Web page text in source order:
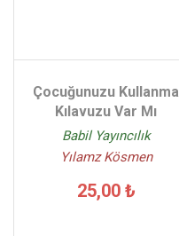
Çocuğunuzu Kullanma
Kılavuzu Var Mı
Babil Yayıncılık
Yılamz Kösmen
25,00 ₺